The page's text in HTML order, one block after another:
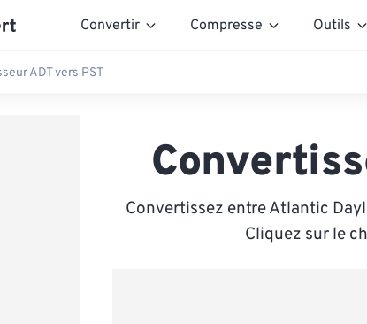
Convertir Compresse Outils
ADT vers PST
Convertissez entre Atlantic
Cliquez sur le